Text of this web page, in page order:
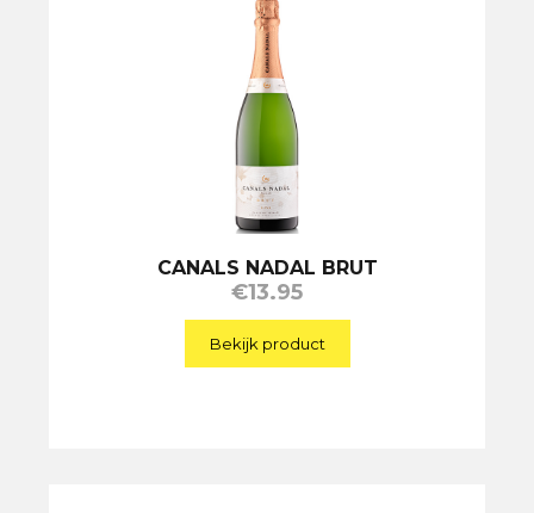
CANALS NADAL BRUT
€13.95
Bekijk product